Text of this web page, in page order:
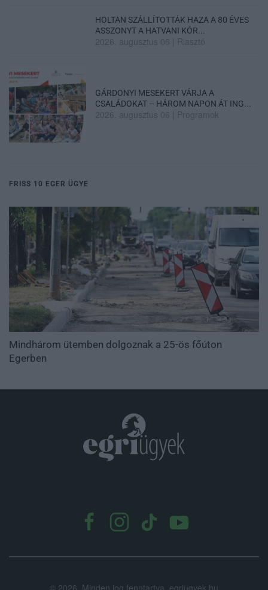
HOLTAN SZÁLLÍTOTTÁK HAZA A 80 ÉVES
ASSZONYT A HATVANI KÓR...
2026. augusztus 06 Riasztó
GÁRDONYI MESEKERT VÁRJA A
CSALÁDOKAT – HÁROM NAPON ÁT ING...
2026. augusztus 06 Programok
FRISS 10 EGER ÜGYE
Mindhárom ütemben dolgoznak a 25-ös főúton
Egerben